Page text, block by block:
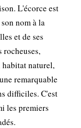
L'écorce est
nom à la
et de ses
rocheuses,
habitat naturel,
remarquable
difficiles. C'est
les premiers